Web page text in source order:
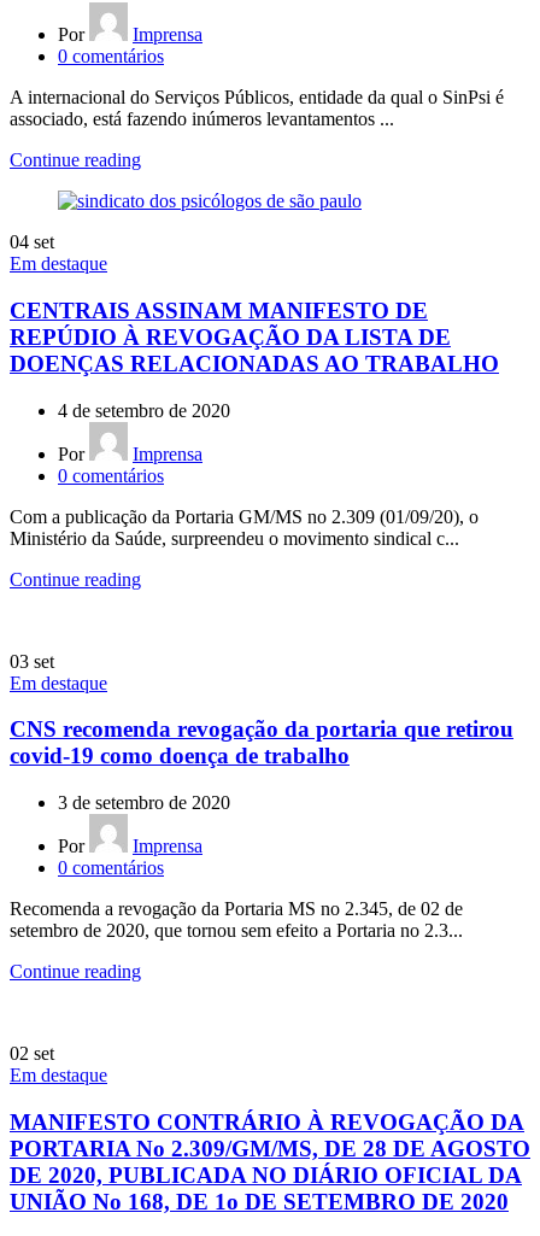
Por
Imprensa
0 comentários
A internacional do Serviços Públicos, entidade da qual o SinPsi é
associado, está fazendo inúmeros levantamentos ...
Continue reading
04 set
Em destaque
CENTRAIS ASSINAM MANIFESTO DE
REPÚDIO À REVOGAÇÃO DA LISTA DE
DOENÇAS RELACIONADAS AO TRABALHO
4 de setembro de 2020
Por
Imprensa
0 comentários
Com a publicação da Portaria GM/MS no 2.309 (01/09/20), o
Ministério da Saúde, surpreendeu o movimento sindical c...
Continue reading
03 set
Em destaque
CNS recomenda revogação da portaria que retirou
covid-19 como doença de trabalho
3 de setembro de 2020
Por
Imprensa
0 comentários
Recomenda a revogação da Portaria MS no 2.345, de 02 de
setembro de 2020, que tornou sem efeito a Portaria no 2.3...
Continue reading
02 set
Em destaque
MANIFESTO CONTRÁRIO À REVOGAÇÃO DA
PORTARIA No 2.309/GM/MS, DE 28 DE AGOSTO
DE 2020, PUBLICADA NO DIÁRIO OFICIAL DA
UNIÃO No 168, DE 1o DE SETEMBRO DE 2020